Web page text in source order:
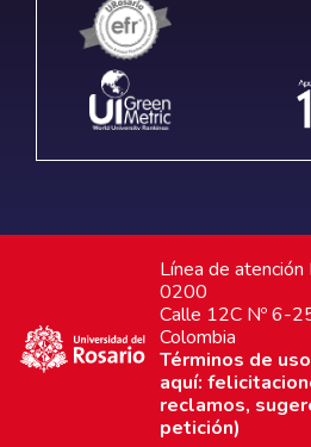
Línea de
0200
Calle 12C Nº 6-
Colombia
Términos de uso
aquí:
reclamos,
petición)